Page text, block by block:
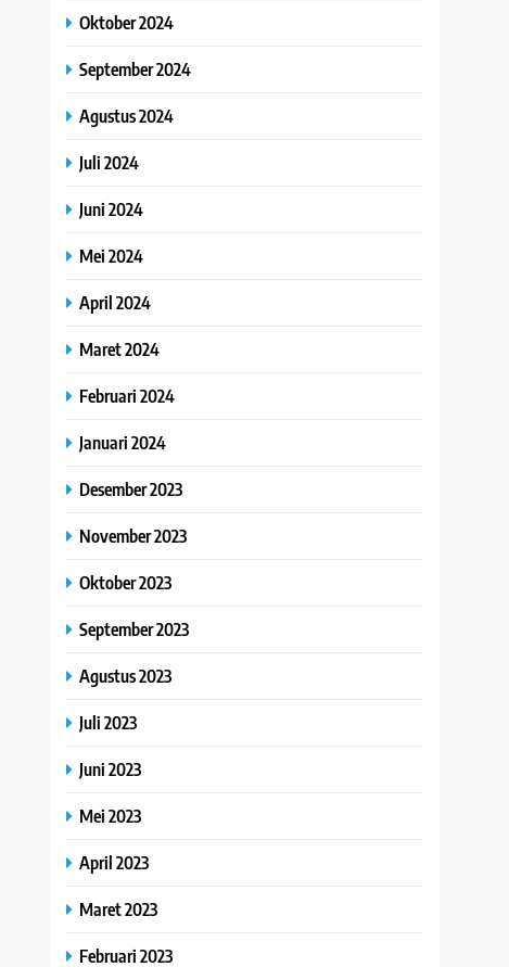
Oktober 2024
September 2024
Agustus 2024
Juli 2024
Juni 2024
Mei 2024
April 2024
Maret 2024
Februari 2024
Januari 2024
Desember 2023
November 2023
Oktober 2023
September 2023
Agustus 2023
Juli 2023
Juni 2023
Mei 2023
April 2023
Maret 2023
Februari 2023